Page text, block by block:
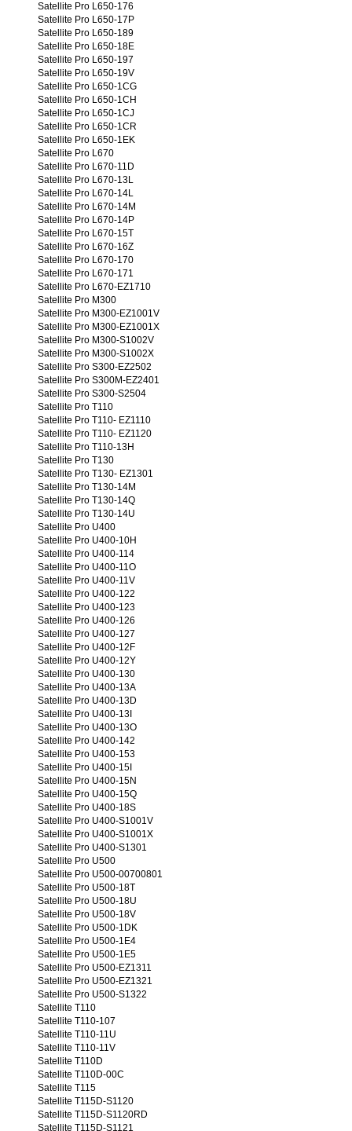
Satellite Pro L650-176
Satellite Pro L650-17P
Satellite Pro L650-189
Satellite Pro L650-18E
Satellite Pro L650-197
Satellite Pro L650-19V
Satellite Pro L650-1CG
Satellite Pro L650-1CH
Satellite Pro L650-1CJ
Satellite Pro L650-1CR
Satellite Pro L650-1EK
Satellite Pro L670
Satellite Pro L670-11D
Satellite Pro L670-13L
Satellite Pro L670-14L
Satellite Pro L670-14M
Satellite Pro L670-14P
Satellite Pro L670-15T
Satellite Pro L670-16Z
Satellite Pro L670-170
Satellite Pro L670-171
Satellite Pro L670-EZ1710
Satellite Pro M300
Satellite Pro M300-EZ1001V
Satellite Pro M300-EZ1001X
Satellite Pro M300-S1002V
Satellite Pro M300-S1002X
Satellite Pro S300-EZ2502
Satellite Pro S300M-EZ2401
Satellite Pro S300-S2504
Satellite Pro T110
Satellite Pro T110- EZ1110
Satellite Pro T110- EZ1120
Satellite Pro T110-13H
Satellite Pro T130
Satellite Pro T130- EZ1301
Satellite Pro T130-14M
Satellite Pro T130-14Q
Satellite Pro T130-14U
Satellite Pro U400
Satellite Pro U400-10H
Satellite Pro U400-114
Satellite Pro U400-11O
Satellite Pro U400-11V
Satellite Pro U400-122
Satellite Pro U400-123
Satellite Pro U400-126
Satellite Pro U400-127
Satellite Pro U400-12F
Satellite Pro U400-12Y
Satellite Pro U400-130
Satellite Pro U400-13A
Satellite Pro U400-13D
Satellite Pro U400-13I
Satellite Pro U400-13O
Satellite Pro U400-142
Satellite Pro U400-153
Satellite Pro U400-15I
Satellite Pro U400-15N
Satellite Pro U400-15Q
Satellite Pro U400-18S
Satellite Pro U400-S1001V
Satellite Pro U400-S1001X
Satellite Pro U400-S1301
Satellite Pro U500
Satellite Pro U500-00700801
Satellite Pro U500-18T
Satellite Pro U500-18U
Satellite Pro U500-18V
Satellite Pro U500-1DK
Satellite Pro U500-1E4
Satellite Pro U500-1E5
Satellite Pro U500-EZ1311
Satellite Pro U500-EZ1321
Satellite Pro U500-S1322
Satellite T110
Satellite T110-107
Satellite T110-11U
Satellite T110-11V
Satellite T110D
Satellite T110D-00C
Satellite T115
Satellite T115D-S1120
Satellite T115D-S1120RD
Satellite T115D-S1121